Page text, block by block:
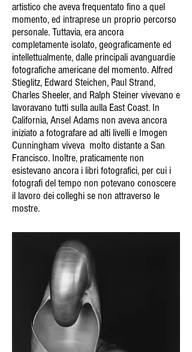
artistico che aveva frequentato fino a quel
momento, ed intraprese un proprio percorso
personale. Tuttavia, era ancora
completamente isolato, geograficamente ed
intellettualmente, dalle principali avanguardie
fotografiche americane del momento. Alfred
Stieglitz, Edward Steichen, Paul Strand,
Charles Sheeler, and Ralph Steiner vivevano e
lavoravano tutti sulla aulla East Coast. In
California, Ansel Adams non aveva ancora
iniziato a fotografare ad alti livelli e Imogen
Cunningham viveva molto distante a San
Francisco. Inoltre, praticamente non
esistevano ancora i libri fotografici, per cui i
fotografi del tempo non potevano conoscere
il lavoro dei colleghi se non attraverso le
mostre.